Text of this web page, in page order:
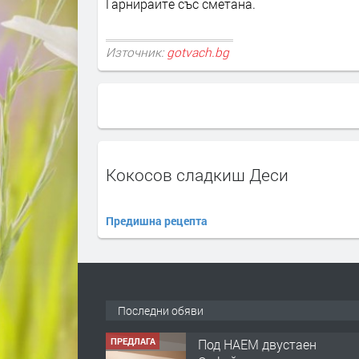
Гарнирайте със сметана.
Източник: gotvach.bg
Кокосов сладкиш Деси
Предишна рецепта
Последни обяви
ПРЕДЛАГА
Под НАЕМ двустаен